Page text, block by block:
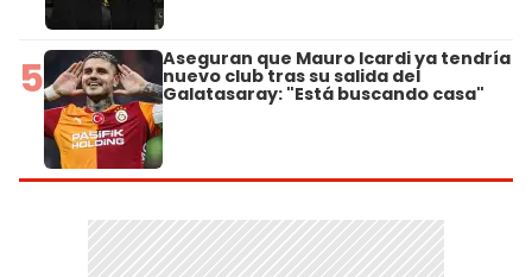
5 Aseguran que Mauro Icardi ya tendría
nuevo club tras su salida del
Galatasaray: "Está buscando casa"